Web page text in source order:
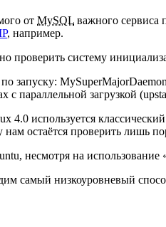
от MySQL важного
, например.
проверить систему
запуску:
с параллельной загрузкой
4.0 используется классический
остаётся проверить лишь
несмотря на использование
самый низкоуровневый